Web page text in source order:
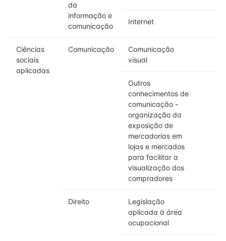
da
informação e
comunicação
Internet
Ciências
sociais
aplicadas
Comunicação
Comunicação
visual
Outros
conhecimentos de
comunicação -
organização da
exposição de
mercadorias em
lojas e mercados
para facilitar a
visualização dos
compradores
Direito
Legislação
aplicada à área
ocupacional